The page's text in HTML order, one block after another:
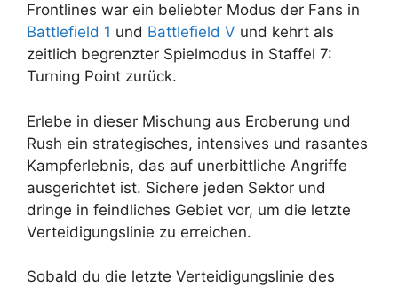
Frontlines war ein beliebter Modus der Fans in
Battlefield 1 und Battlefield V und kehrt als
zeitlich begrenzter Spielmodus in Staffel 7:
Turning Point zurück.
Erlebe in dieser Mischung aus Eroberung und
Rush ein strategisches, intensives und rasantes
Kampferlebnis, das auf unerbittliche Angriffe
ausgerichtet ist. Sichere jeden Sektor und
dringe in feindliches Gebiet vor, um die letzte
Verteidigungslinie zu erreichen.
Sobald du die letzte Verteidigungslinie des